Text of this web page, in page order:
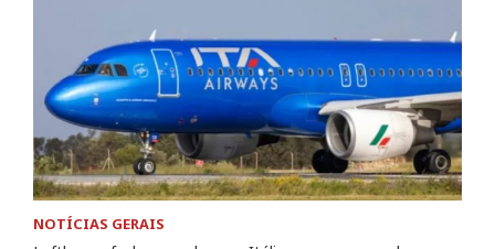
NOTÍCIAS GERAIS